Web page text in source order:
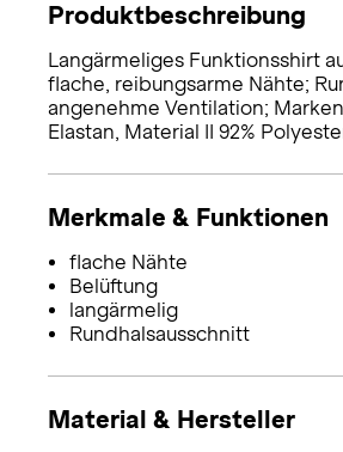
Produktbeschreibung
Langärmeliges Funktionsshirt
flache, reibungsarme Nähte;
angenehme Ventilation;
Elastan, Material II 92%
Merkmale & Funktionen
flache Nähte
Belüftung
langärmelig
Rundhalsausschnitt
Material & Hersteller